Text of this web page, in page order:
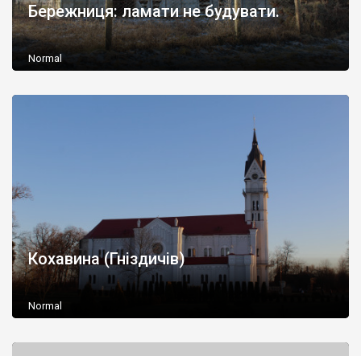
Бережниця: ламати не будувати.
Normal
Кохавина (Гніздичів)
Normal